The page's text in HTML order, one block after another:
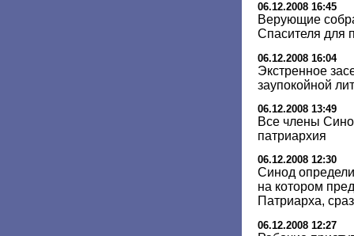
06.12.2008 16:45
Верующие
Спасителя для
06.12.2008 16:04
Экстренное
заупокойной
06.12.2008 13:49
Все члены
патриархия
06.12.2008 12:30
Синод
на котором
Патриарха,
06.12.2008 12:27